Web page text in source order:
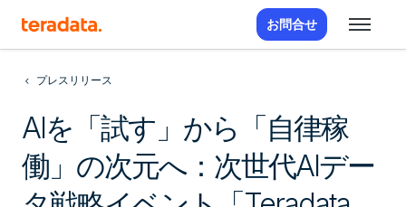
お問合せ
プレスリリース
AIを「試す」から「自律稼
働」の次元へ：次世代AIデー